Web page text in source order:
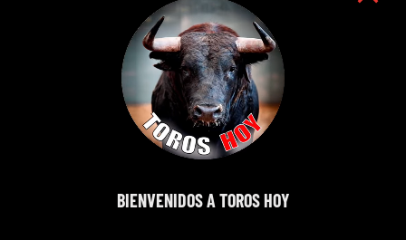
BIENVENIDOS A TOROS HOY